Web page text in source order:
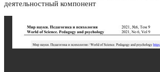
деятельностный компонент